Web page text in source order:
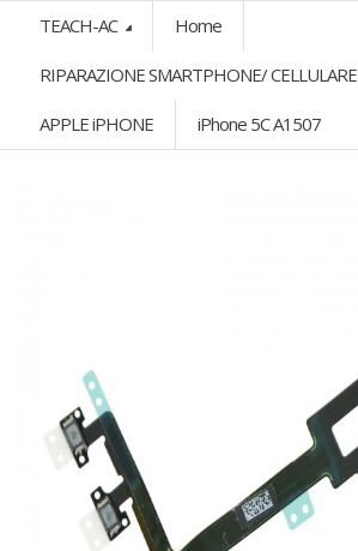
TEACH-AC Home
RIPARAZIONE SMARTPHONE/ CELLULARE
APPLE iPHONE iPhone 5C A1507